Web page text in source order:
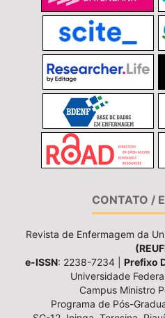
CONTATO /
Revista de Enfermagem da
e-ISSN: 2238-7234 | Prefixo
Universidade
Campus Ministro
Programa de Pós-